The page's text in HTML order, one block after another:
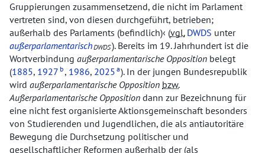
Gruppierungen zusammensetzend, die nicht im Parlament
vertreten sind, von diesen durchgeführt, betrieben;
außerhalb des Parlaments (befindlich) (vgl. DWDS unter
außerparlamentarischDWDS). Bereits im 19. Jahrhundert ist die
Wortverbindung außerparlamentarische Opposition belegt
(1885, 1927 b , 1986, 2025 a). In der jungen Bundesrepublik
wird außerparlamentarische Opposition bzw.
Außerparlamentarische Opposition dann zur Bezeichnung für
eine nicht fest organisierte Aktionsgemeinschaft besonders
von Studierenden und Jugendlichen, die als antiautoritäre
Bewegung die Durchsetzung politischer und
gesellschaftlicher Reformen außerhalb der (als